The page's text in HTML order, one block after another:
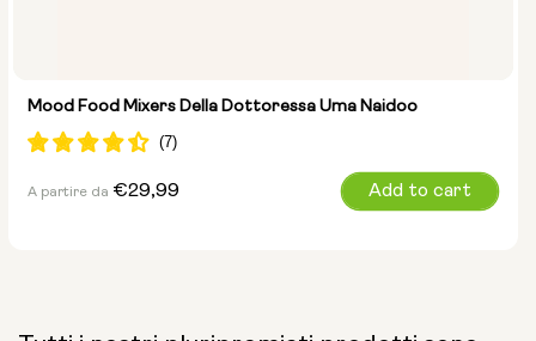
Mood Food Mixers Della Dottoressa Uma Naidoo
Prezzo
A partire da €29,99 Add to cart